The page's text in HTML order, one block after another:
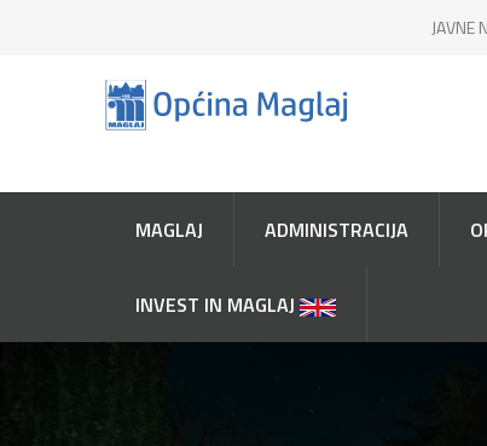
JAVNE
MAGLAJ ADMINISTRACIJA
INVEST IN MAGLAJ